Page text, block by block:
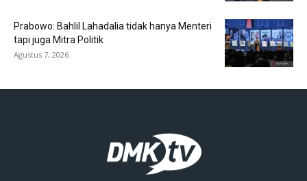
Prabowo: Bahlil Lahadalia tidak hanya Menteri
tapi juga Mitra Politik
Agustus 7, 2026